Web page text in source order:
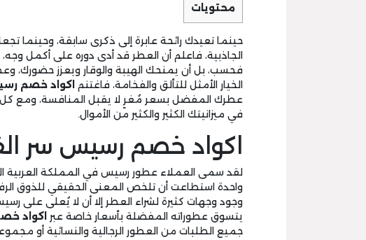
محتويات
حينما تعيدك رائحة عابرة إلى ذكرى سابقة،
الجاذبية، فاعلم أن العطر قد أدى دوره على أكمل
فحسب، بل أن يمنحك الهيبة والوقار ويعزز
الخيار الأمثل للتألق والفخامة، فاغتنم اكواد خصم
عطرك المفضل بسعر مُغرٍ لا يقبل المنافسة، ومع
في ميزانيتك الكثير والكثير من الأموال.
اكواد خصم رسيس سر
لقد سمى العملاء عطور رسيس في المملكة العربية
واحدة استطاعت أن تلخص المعنى الحقيقي للذوق
وجود وجهات كثيرة لشراء العطر إلا أن لا يُعلى على
يتسوق عطوراته المفضلة بأسعار خاصة عبر اكواد
جميع الطلبات من العطور الرجالية والنسائية أو